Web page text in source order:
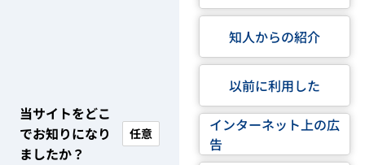
当サイトをどこ
でお知りになり
ましたか？
任意
知人からの紹介
以前に利用した
インターネット上の広
告